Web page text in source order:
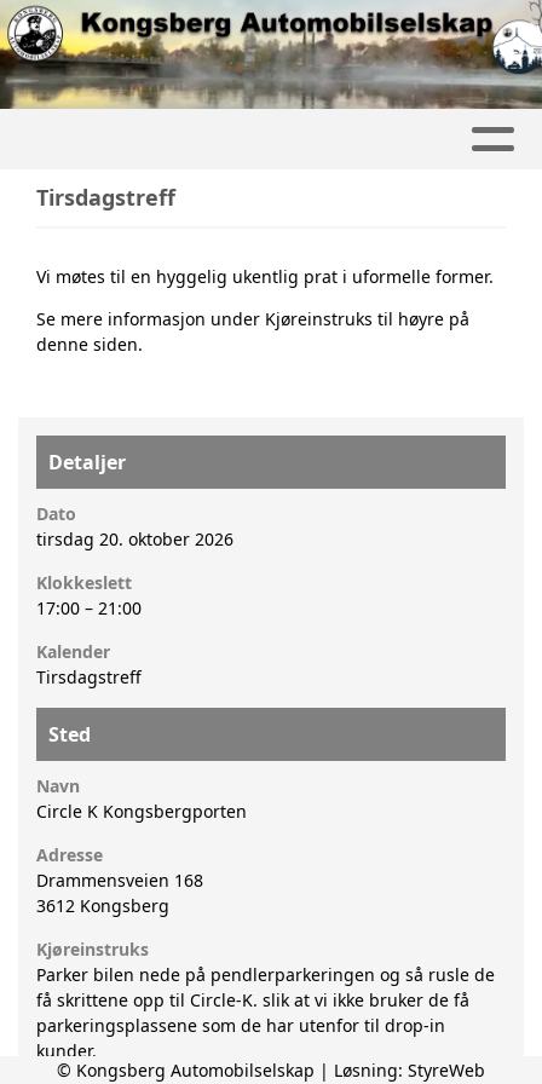
Tirsdagstreff
Vi møtes til en hyggelig ukentlig prat i uformelle former.
Se mere informasjon under Kjøreinstruks til høyre på
denne siden.
Detaljer
Dato
tirsdag 20. oktober 2026
Klokkeslett
17:00 – 21:00
Kalender
Tirsdagstreff
Sted
Navn
Circle K Kongsbergporten
Adresse
Drammensveien 168
3612 Kongsberg
Kjøreinstruks
Parker bilen nede på pendlerparkeringen og så rusle de
få skrittene opp til Circle-K. slik at vi ikke bruker de få
parkeringsplassene som de har utenfor til drop-in
kunder.
© Kongsberg Automobilselskap | Løsning: StyreWeb